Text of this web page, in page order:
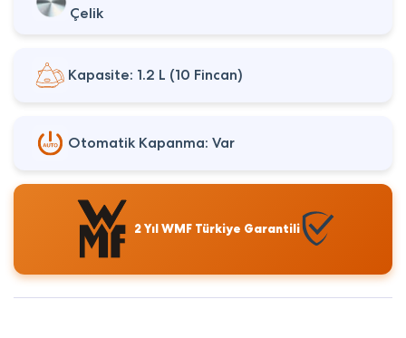
Çelik
Kapasite: 1.2 L (10 Fincan)
Otomatik Kapanma: Var
2 Yıl WMF Türkiye Garantili